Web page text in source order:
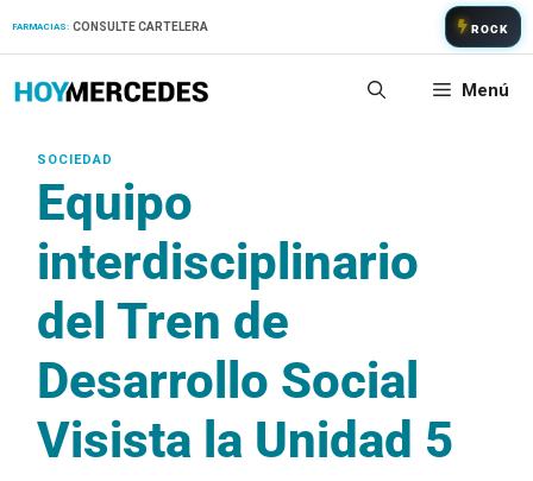
FARMACIAS: CONSULTE CARTELERA ROCK
Menú
Equipo
interdisciplinario
del Tren de
Desarrollo Social
Visista la Unidad 5